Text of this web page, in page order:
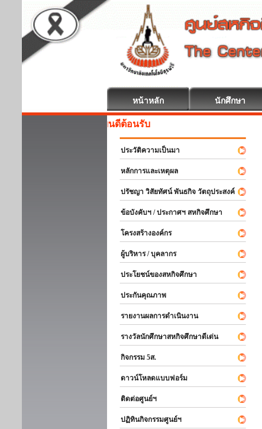
หน้าหลัก นักศึกษา
สหกิจศึกษา ยินดีต้อนรับ
ประวัติความเป็นมา
หลักการและเหตุผล
ปรัชญา วิสัยทัศน์ พันธกิจ วัตถุประสงค์
ข้อบังคับฯ / ประกาศฯ สหกิจศึกษา
โครงสร้างองค์กร
ผู้บริหาร / บุคลากร
ประโยชน์ของสหกิจศึกษา
ประกันคุณภาพ
รายงานผลการดำเนินงาน
รางวัลนักศึกษาสหกิจศึกษาดีเด่น
กิจกรรม 5ส.
ดาวน์โหลดแบบฟอร์ม
ติดต่อศูนย์ฯ
ปฏิทินกิจกรรมศูนย์ฯ